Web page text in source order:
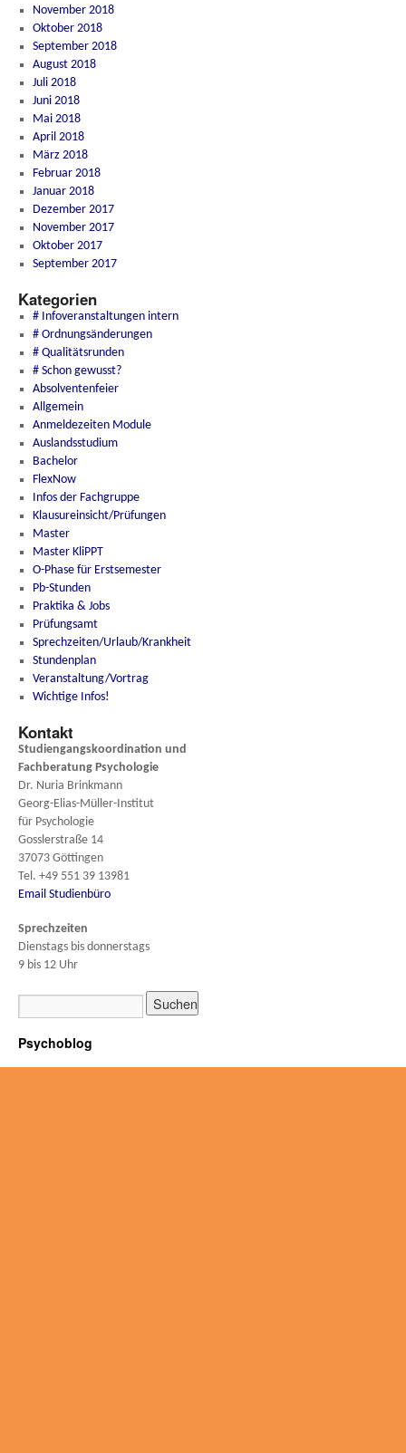
November 2018
Oktober 2018
September 2018
August 2018
Juli 2018
Juni 2018
Mai 2018
April 2018
März 2018
Februar 2018
Januar 2018
Dezember 2017
November 2017
Oktober 2017
September 2017
Kategorien
# Infoveranstaltungen intern
# Ordnungsänderungen
# Qualitätsrunden
# Schon gewusst?
Absolventenfeier
Allgemein
Anmeldezeiten Module
Auslandsstudium
Bachelor
FlexNow
Infos der Fachgruppe
Klausureinsicht/Prüfungen
Master
Master KliPPT
O-Phase für Erstsemester
Pb-Stunden
Praktika & Jobs
Prüfungsamt
Sprechzeiten/Urlaub/Krankheit
Stundenplan
Veranstaltung/Vortrag
Wichtige Infos!
Kontakt
Studiengangskoordination und
Fachberatung Psychologie
Dr. Nuria Brinkmann
Georg-Elias-Müller-Institut
für Psychologie
Gosslerstraße 14
37073 Göttingen
Tel. +49 551 39 13981
Email Studienbüro
Sprechzeiten
Dienstags bis donnerstags
9 bis 12 Uhr
Psychoblog